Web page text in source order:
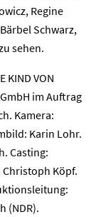
Regine
Schwarz,
sehen.
KIND VON
im Auftrag
Kamera:
Karin Lohr.
Casting:
Christoph Köpf.
(NDR).